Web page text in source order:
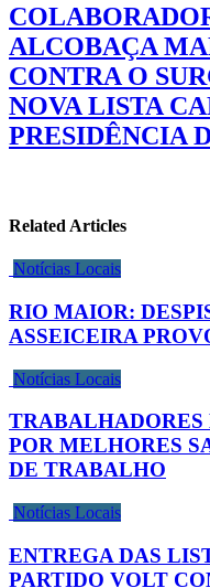
ALCOBAÇA
CONTRA O
NOVA LISTA
PRESIDÊNCIA
Related Articles
Notícias Locais
RIO MAIOR:
ASSEICEIRA
Notícias Locais
TRABALHADORES
POR MELHORES
DE TRABALHO
Notícias Locais
ENTREGA DAS
PARTIDO VOLT